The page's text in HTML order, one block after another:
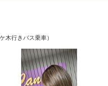
木行きバス乗車）